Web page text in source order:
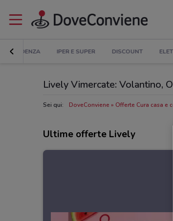
IN EVIDENZA IPER E SUPER DISCOUNT
Lively Vimercate: Volantino,
Sei qui: DoveConviene Offerte Cura casa e
Ultime offerte Lively